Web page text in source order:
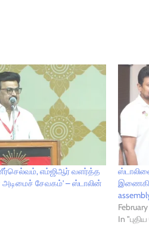
எம்ஜிஆர் வளர்த்த
சேவகம்' – ஸ்டாலின்
In